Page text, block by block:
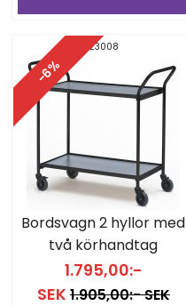
-6%
23008
Bordsvagn 2 hyllor med
två körhandtag
1.795,00:-
SEK 1.905,00:- SEK